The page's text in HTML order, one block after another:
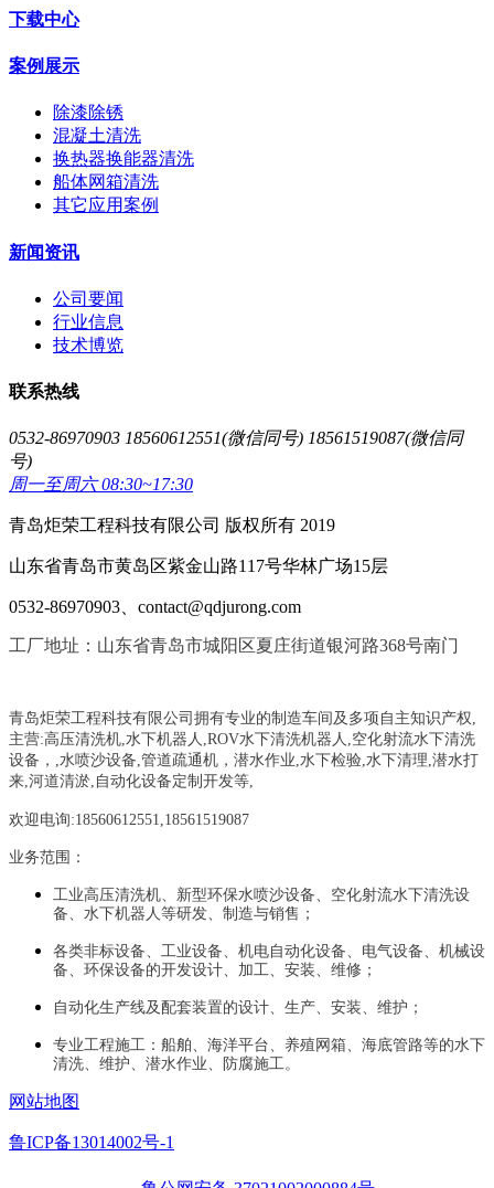
下载中心
案例展示
除漆除锈
混凝土清洗
换热器换能器清洗
船体网箱清洗
其它应用案例
新闻资讯
公司要闻
行业信息
技术博览
联系热线
0532-86970903 18560612551(微信同号) 18561519087(微信同
号)
周一至周六 08:30~17:30
青岛炬荣工程科技有限公司 版权所有 2019
山东省青岛市黄岛区紫金山路117号华林广场15层
0532-86970903、contact@qdjurong.com
工厂地址：山东省青岛市城阳区夏庄街道银河路368号南门
青岛炬荣工程科技有限公司拥有专业的制造车间及多项自主知识产权,
主营:高压清洗机,水下机器人,ROV水下清洗机器人,空化射流水下清洗
设备， ,水喷沙设备,管道疏通机 ， 潜水作业,水下检验,水下清理,潜水打
来,河道清淤,自动化设备定制开发等,
欢迎电询:18560612551,18561519087
业务范围：
工业高压清洗机、新型环保水喷沙设备、空化射流水下清洗设
备、水下机器人等研发、制造与销售；
各类非标设备、工业设备、机电自动化设备、电气设备、机械设
备、环保设备的开发设计、加工、安装、维修；
自动化生产线及配套装置的设计、生产、安装、维护；
专业工程施工：船舶、海洋平台、养殖网箱、海底管路等的水下
清洗、维护、潜水作业、防腐施工。
网站地图
鲁ICP备13014002号-1